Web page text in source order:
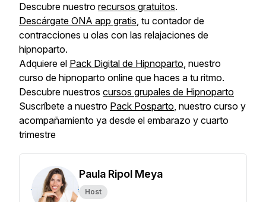
Descubre nuestro recursos gratuitos.
Descárgate ONA app gratis, tu contador de
contracciones u olas con las relajaciones de
hipnoparto.
Adquiere el Pack Digital de Hipnoparto, nuestro
curso de hipnoparto online que haces a tu ritmo.
Descubre nuestros cursos grupales de Hipnoparto
Suscríbete a nuestro Pack Posparto, nuestro curso y
acompañamiento ya desde el embarazo y cuarto
trimestre
Paula Ripol Meya
Host